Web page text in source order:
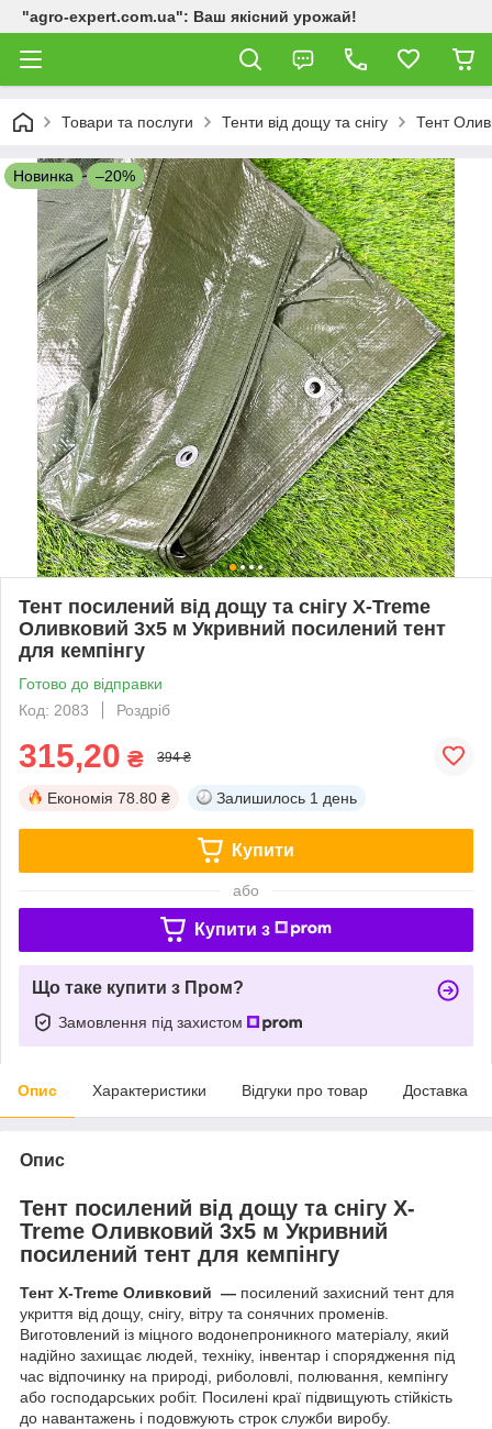
"agro-expert.com.ua": Ваш якісний урожай!
Товари та послуги Тенти від дощу та снігу Тент
Новинка –20%
Тент посилений від дощу та снігу X-Treme
Оливковий 3х5 м Укривний посилений тент
для кемпінгу
Готово до відправки
Код: 2083
Роздріб
315,20 ₴ 394 ₴
Економія 78.80 ₴ Залишилось 1 день
Купити
або
Купити з
Що таке купити з Пром?
Замовлення під захистом
Опис Характеристики Відгуки про товар Доставка
Опис
Тент посилений від дощу та снігу X-
Treme Оливковий 3х5 м Укривний
посилений тент для кемпінгу
Тент X‑Treme Оливковий — посилений захисний тент для
укриття від дощу, снігу, вітру та сонячних променів.
Виготовлений із міцного водонепроникного матеріалу, який
надійно захищає людей, техніку, інвентар і спорядження під
час відпочинку на природі, риболовлі, полювання, кемпінгу
або господарських робіт. Посилені краї підвищують стійкість
до навантажень і подовжують строк служби виробу.